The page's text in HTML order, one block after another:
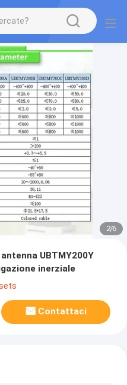
2/6
UBTMY200Y
inerziale
Contattaci